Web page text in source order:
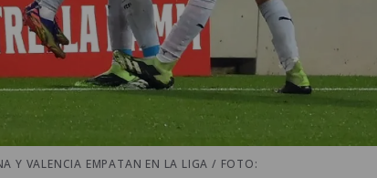
Y VALENCIA EMPATAN EN LA LIGA / FOTO: